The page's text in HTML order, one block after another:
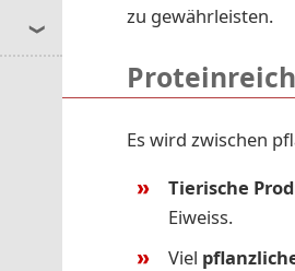
zu gewährleisten.
Es wird zwischen
Tierische
Eiweiss.
Viel